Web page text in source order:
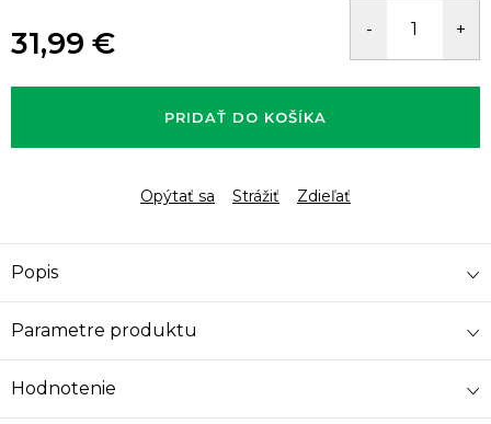
31,99 €
cena:
PRIDAŤ DO KOŠÍKA
Opýtať sa Strážiť Zdieľať
Popis
Parametre produktu
Hodnotenie